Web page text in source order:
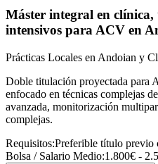
Máster integral en clínica,
intensivos para ACV en
Prácticas Locales en Andoian y
Doble titulación proyectada para
enfocado en técnicas complejas
avanzada, monitorización
complejas.
Requisitos:Preferible título previo
Bolsa / Salario Medio:1.800€ -